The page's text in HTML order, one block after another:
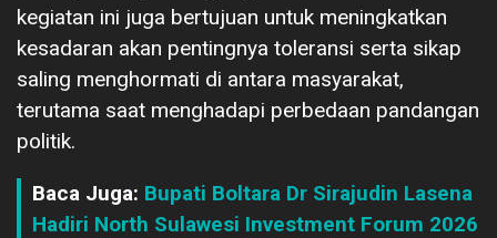
kegiatan ini juga bertujuan untuk meningkatkan
kesadaran akan pentingnya toleransi serta sikap
saling menghormati di antara masyarakat,
terutama saat menghadapi perbedaan pandangan
politik.
Baca Juga: Bupati Boltara Dr Sirajudin Lasena
Hadiri North Sulawesi Investment Forum 2026